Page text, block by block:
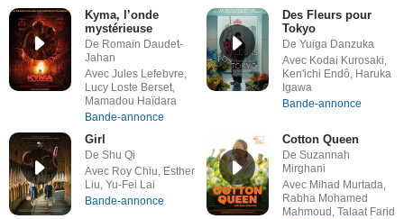
Kyma, l’onde
mystérieuse
De Romain Daudet-
Jahan
Avec Jules Lefebvre,
Lucy Loste Berset,
Mamadou Haïdara
Bande-annonce
Des Fleurs pour
Tokyo
De Yuiga Danzuka
Avec Kodai Kurosaki,
Ken'ichi Endô, Haruka
Igawa
Bande-annonce
Girl
De Shu Qi
Avec Roy Chiu, Esther
Liu, Yu-Fei Lai
Bande-annonce
Cotton Queen
De Suzannah
Mirghani
Avec Mihad Murtada,
Rabha Mohamed
Mahmoud, Talaat Farid